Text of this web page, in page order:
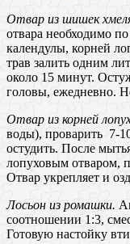
Отвар из шишек
отвара необходимо
календулы, корней
трав залить одним
около 15 минут.
головы, ежедневно.
Отвар из корней
воды), проварить 7-
остудить. После
лопуховым отваром,
Отвар укрепляет и
Лосьон из ромашки.
соотношении 1:3,
Готовую настойку